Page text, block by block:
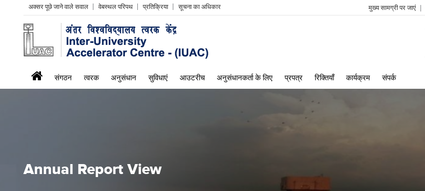
Header
Left
menu
अक्सर पूछे जाने वाले सवाल वेबस्थल परिपथ प्रतिक्रिया सूचना का अधिकार मुख्य सामग्री पर जाएं
iuac
menu
संगठन त्वरक अनुसंधान सुविधाएं आउटरीच अनुसंधानकर्ता के लिए प्रपत्र रिक्तियाँ कार्यक्रम संपर्क
Annual Report View